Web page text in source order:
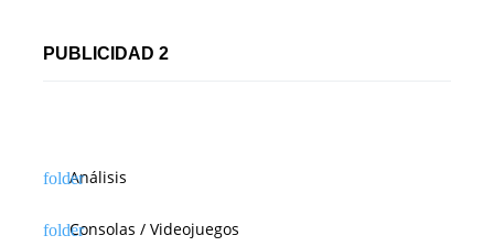
PUBLICIDAD 2
Análisis
Consolas / Videojuegos